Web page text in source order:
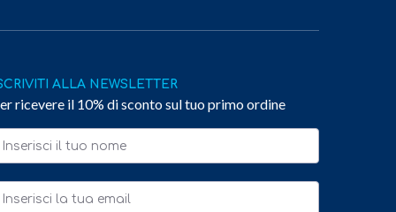
ALLA NEWSLETTER
ricevere il 10% di sconto sul tuo primo ordine